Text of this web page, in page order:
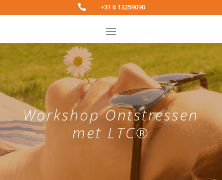
 +31 6 13259090
Workshop Ontstressen
met LTC®